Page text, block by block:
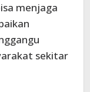
menjaga
sekitar